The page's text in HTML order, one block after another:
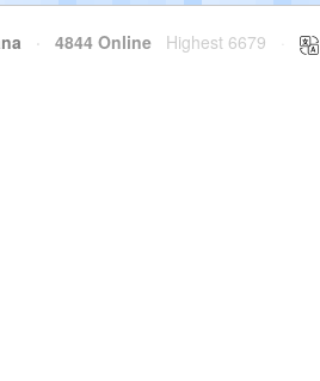
· 4844 Online Highest 6679